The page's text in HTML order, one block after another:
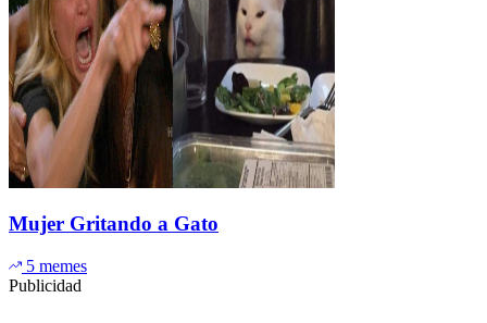
Mujer Gritando a Gato
5 memes
Publicidad